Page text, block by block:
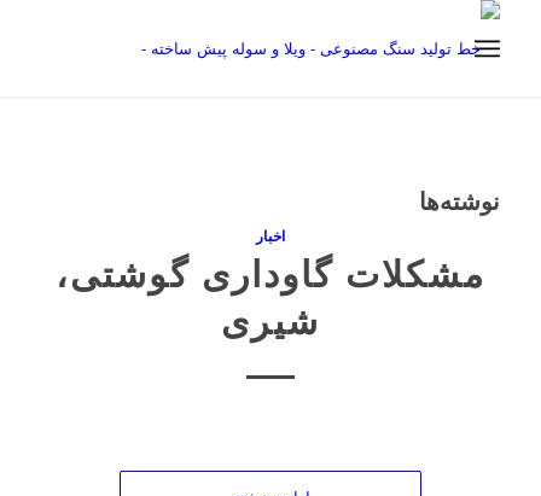
نوشته‌ها
اخبار
مشکلات گاوداری گوشتی،
شیری